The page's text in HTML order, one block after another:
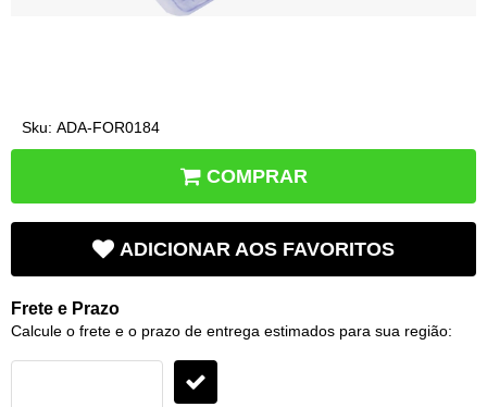
Sku: ADA-FOR0184
COMPRAR
ADICIONAR AOS FAVORITOS
Frete e Prazo
Calcule o frete e o prazo de entrega estimados para sua região: